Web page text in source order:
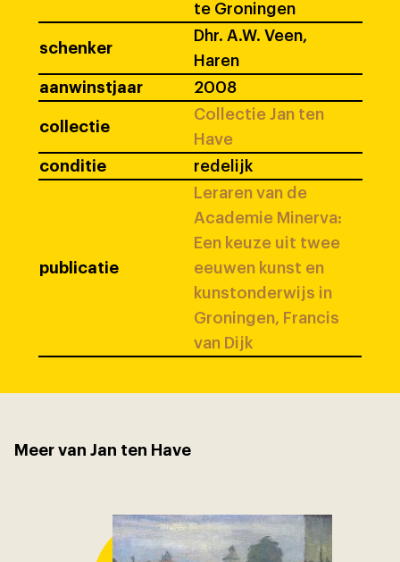
te Groningen
schenker
Dhr. A.W. Veen,
Haren
aanwinstjaar
2008
collectie
Collectie Jan ten
Have
conditie
redelijk
publicatie
Leraren van de
Academie Minerva:
Een keuze uit twee
eeuwen kunst en
kunstonderwijs in
Groningen, Francis
van Dijk
Meer van Jan ten Have